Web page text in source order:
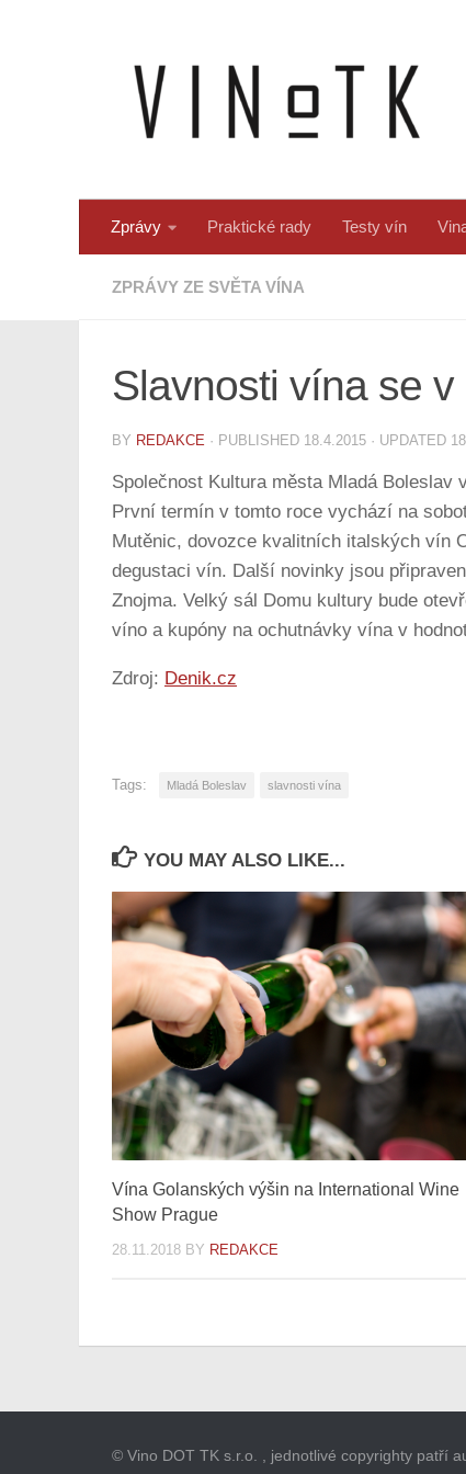
Zprávy Praktické rady Testy vín
ZPRÁVY ZE SVĚTA VÍNA
Slavnosti vína se
BY REDAKCE · PUBLISHED 18.4.2015 · UPDATED
Společnost Kultura města Mladá
První termín v tomto roce vychází na
Mutěnic, dovozce kvalitních italských vín
degustaci vín. Další novinky jsou
Znojma. Velký sál Domu kultury bude
víno a kupóny na ochutnávky vína v
Zdroj: Denik.cz
Tags: Mladá Boleslav slavnosti vína
YOU MAY ALSO LIKE...
Vína Golanských výšin na International Wine
Show Prague
28.11.2018 BY REDAKCE
© Vino DOT TK s.r.o. , jednotlivé copyrighty patří